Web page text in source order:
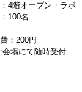
4階オープン・ラボ
：100名
：200円
会場にて随時受付